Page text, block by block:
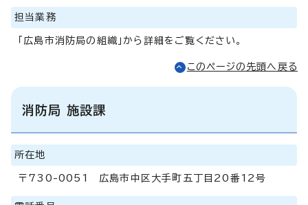
担当業務
「広島市消防局の組織」から詳細をご覧ください。
このページの先頭へ戻る
消防局 施設課
所在地
〒730-0051 広島市中区大手町五丁目20番12号